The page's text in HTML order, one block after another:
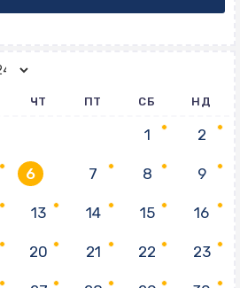
ЧТ ПТ СБ НД
1 2
6 7 8 9
13 14 15 16
20 21 22 23